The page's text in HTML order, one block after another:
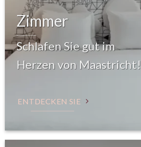
Zimmer
Schlafen Sie gut im
Herzen von Maastricht!
ENTDECKEN SIE